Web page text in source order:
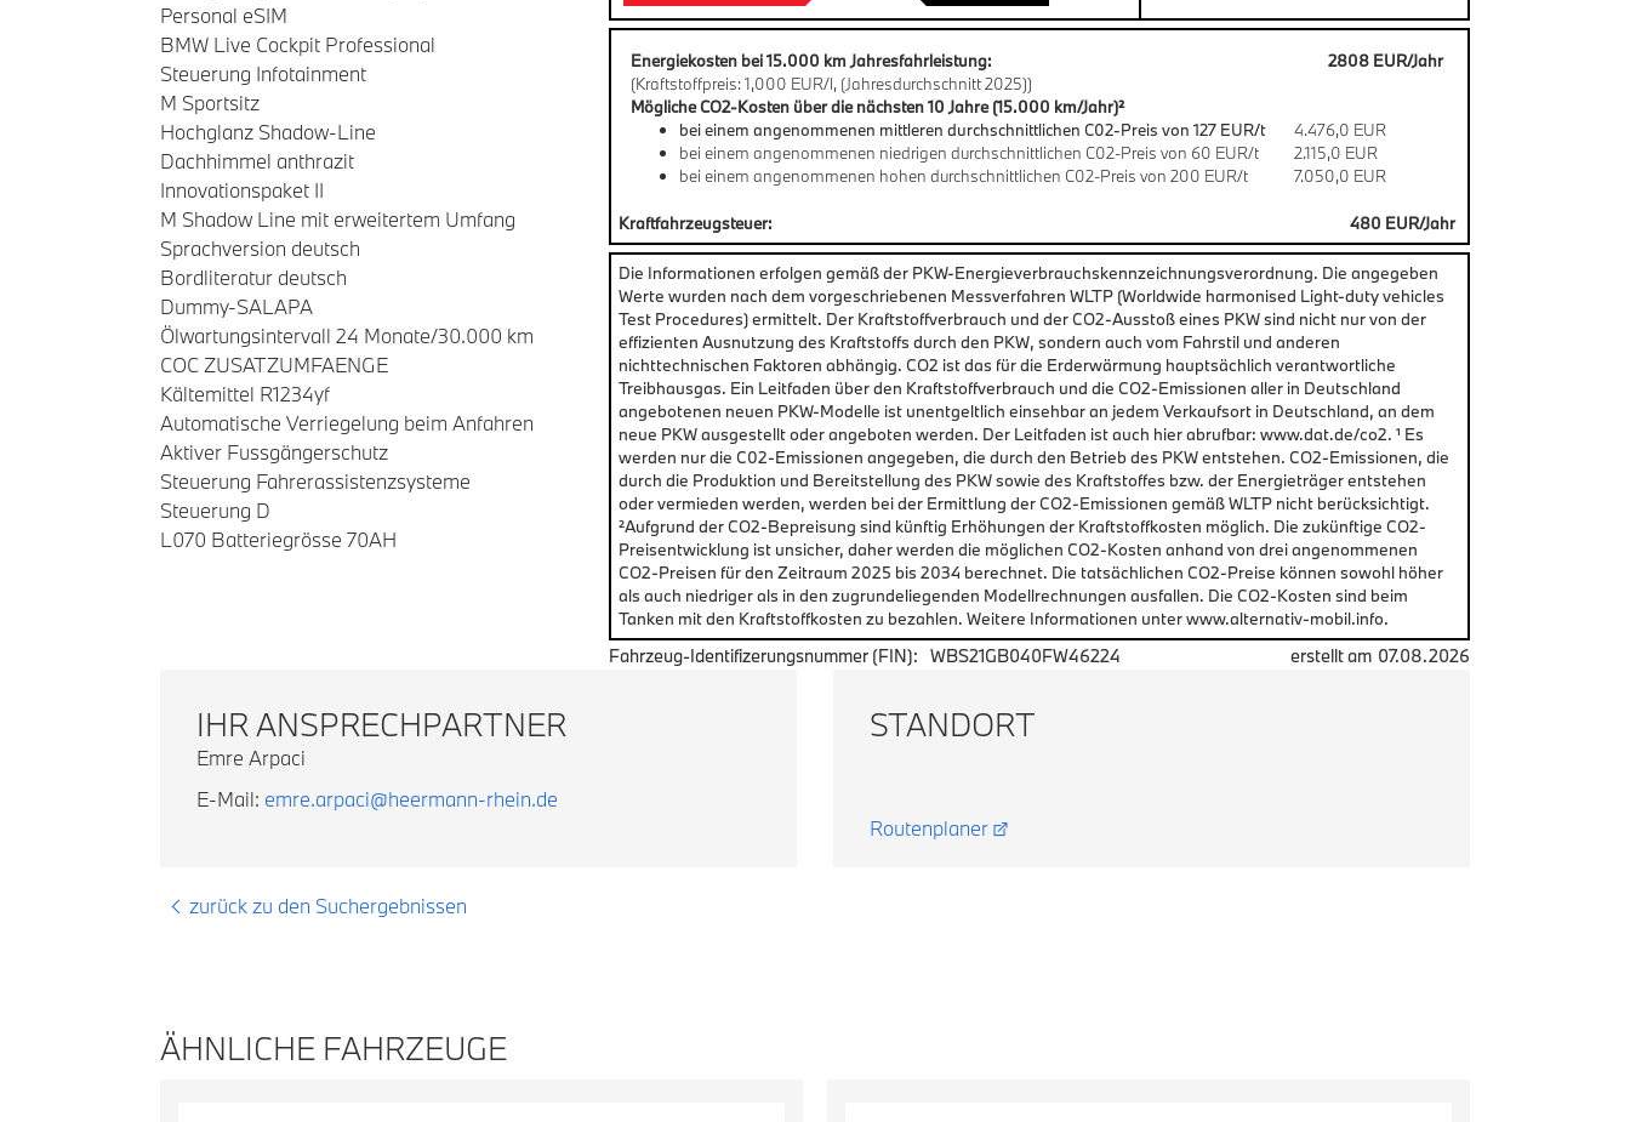
Personal eSIM
BMW Live Cockpit Professional
Steuerung Infotainment
M Sportsitz
Hochglanz Shadow-Line
Dachhimmel anthrazit
Innovationspaket II
M Shadow Line mit erweitertem Umfang
Sprachversion deutsch
Bordliteratur deutsch
Dummy-SALAPA
Ölwartungsintervall 24 Monate/30.000 km
COC ZUSATZUMFAENGE
Kältemittel R1234yf
Automatische Verriegelung beim Anfahren
Aktiver Fussgängerschutz
Steuerung Fahrerassistenzsysteme
Steuerung D
L070 Batteriegrösse 70AH
Energiekosten bei 15.000 km Jahresfahrleistung:
2808 EUR/Jahr
(Kraftstoffpreis: 1,000 EUR/l, (Jahresdurchschnitt 2025))
Mögliche CO2-Kosten über die nächsten 10 Jahre (15.000 km/Jahr)²
bei einem angenommenen mittleren durchschnittlichen C02-Preis von 127 EUR/t
4.476,0 EUR
bei einem angenommenen niedrigen durchschnittlichen C02-Preis von 60 EUR/t
2.115,0 EUR
bei einem angenommenen hohen durchschnittlichen C02-Preis von 200 EUR/t
7.050,0 EUR
Kraftfahrzeugsteuer: 480 EUR/Jahr
Die Informationen erfolgen gemäß der PKW-Energieverbrauchskennzeichnungsverordnung. Die angegeben
Werte wurden nach dem vorgeschriebenen Messverfahren WLTP (Worldwide harmonised Light-duty vehicles
Test Procedures) ermittelt. Der Kraftstoffverbrauch und der CO2-Ausstoß eines PKW sind nicht nur von der
effizienten Ausnutzung des Kraftstoffs durch den PKW, sondern auch vom Fahrstil und anderen
nichttechnischen Faktoren abhängig. CO2 ist das für die Erderwärmung hauptsächlich verantwortliche
Treibhausgas. Ein Leitfaden über den Kraftstoffverbrauch und die CO2-Emissionen aller in Deutschland
angebotenen neuen PKW-Modelle ist unentgeltlich einsehbar an jedem Verkaufsort in Deutschland, an dem
neue PKW ausgestellt oder angeboten werden. Der Leitfaden ist auch hier abrufbar: www.dat.de/co2. ¹ Es
werden nur die C02-Emissionen angegeben, die durch den Betrieb des PKW entstehen. CO2-Emissionen, die
durch die Produktion und Bereitstellung des PKW sowie des Kraftstoffes bzw. der Energieträger entstehen
oder vermieden werden, werden bei der Ermittlung der CO2-Emissionen gemäß WLTP nicht berücksichtigt.
²Aufgrund der CO2-Bepreisung sind künftig Erhöhungen der Kraftstoffkosten möglich. Die zukünftige CO2-
Preisentwicklung ist unsicher, daher werden die möglichen CO2-Kosten anhand von drei angenommenen
CO2-Preisen für den Zeitraum 2025 bis 2034 berechnet. Die tatsächlichen CO2-Preise können sowohl höher
als auch niedriger als in den zugrundeliegenden Modellrechnungen ausfallen. Die CO2-Kosten sind beim
Tanken mit den Kraftstoffkosten zu bezahlen. Weitere Informationen unter www.alternativ-mobil.info.
Fahrzeug-Identifizerungsnummer (FIN): WBS21GB040FW46224 erstellt am 07.08.2026
IHR ANSPRECHPARTNER
Emre Arpaci
E-Mail: emre.arpaci@heermann-rhein.de
STANDORT
Routenplaner
zurück zu den Suchergebnissen
ÄHNLICHE FAHRZEUGE